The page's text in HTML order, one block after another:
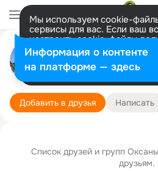
Мы используем cookie-
сервисы для вас. Если ваш
настроить cookie-файлы
представитель. Больше
Разрешить все Настроить
Оксана
Санкт Петербург
Добавить в друзья Написать
Список друзей и групп
друзьям.
Информация о контенте
на платформе — здесь